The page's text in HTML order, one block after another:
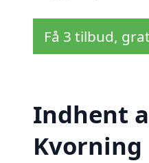
Få 3 tilbud,
Indhent
Kvorning